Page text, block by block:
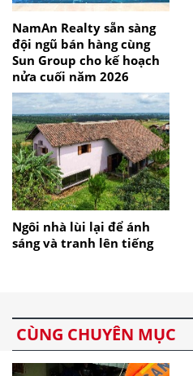
NamAn Realty sẵn sàng
đội ngũ bán hàng cùng
Sun Group cho kế hoạch
nửa cuối năm 2026
Ngôi nhà lùi lại để ánh
sáng và tranh lên tiếng
CÙNG CHUYÊN MỤC